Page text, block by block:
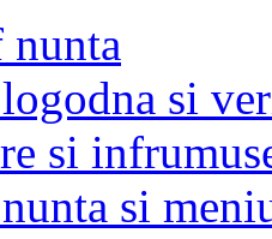
nunta
si
si
si